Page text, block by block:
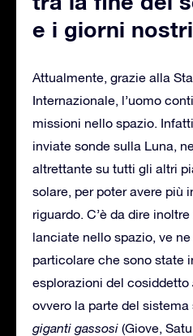
e i giorni nostri
Attualmente, grazie alla
Internazionale, l’uomo
missioni nello spazio.
inviate sonde sulla Luna,
altrettante su tutti gli altri
solare, per poter avere più
riguardo. C’è da dire
lanciate nello spazio, ve
particolare che sono state
esplorazioni del cosiddetto
ovvero la parte del
giganti gassosi (Giove,